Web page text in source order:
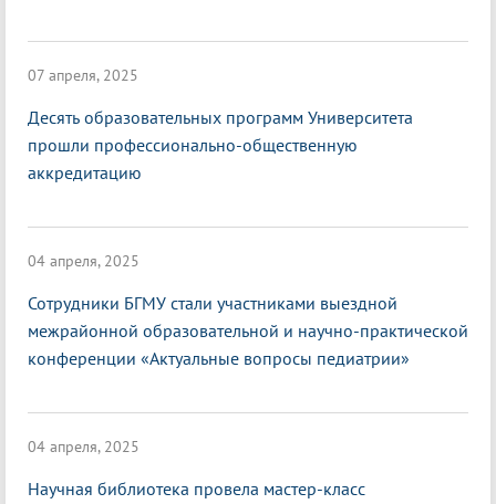
07 апреля, 2025
Десять образовательных программ Университета
прошли профессионально-общественную
аккредитацию
04 апреля, 2025
Сотрудники БГМУ стали участниками выездной
межрайонной образовательной и научно-практической
конференции «Актуальные вопросы педиатрии»
04 апреля, 2025
Научная библиотека провела мастер-класс